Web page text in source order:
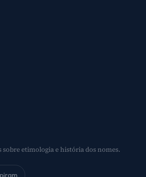
sobre etimologia e história dos nomes.